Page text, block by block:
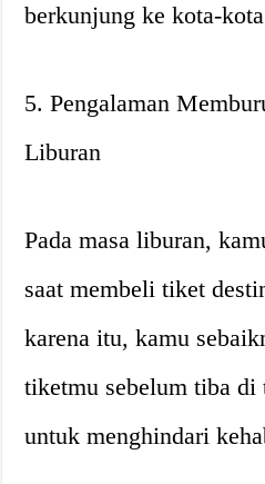
berkunjung ke kota-
5. Pengalaman
Liburan
Pada masa liburan,
saat membeli tiket
karena itu, kamu
tiketmu sebelum tiba di
untuk menghindari